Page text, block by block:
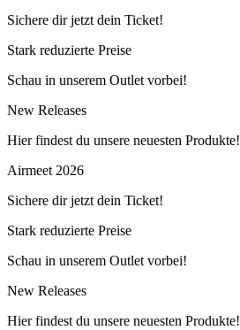
Sichere dir jetzt dein Ticket!
Stark reduzierte Preise
Schau in unserem Outlet vorbei!
New Releases
Hier findest du unsere neuesten Produkte!
Airmeet 2026
Sichere dir jetzt dein Ticket!
Stark reduzierte Preise
Schau in unserem Outlet vorbei!
New Releases
Hier findest du unsere neuesten Produkte!